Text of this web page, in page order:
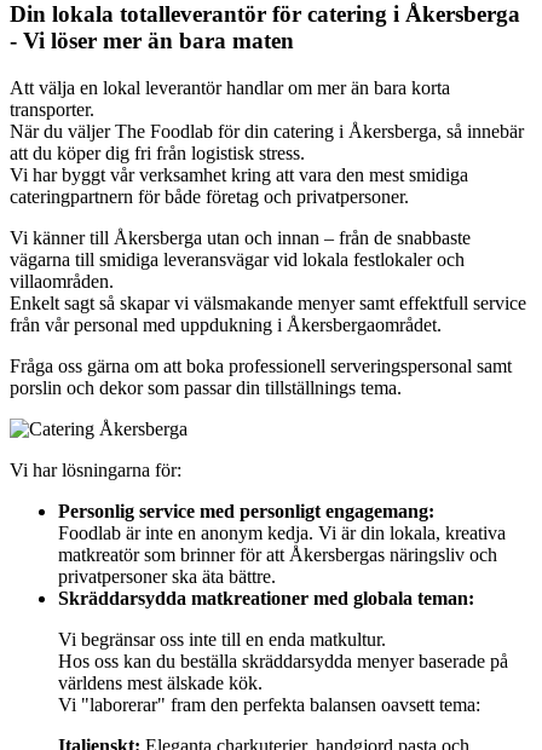
Din lokala totalleverantör för catering i Åkersberga
- Vi löser mer än bara maten
Att välja en lokal leverantör handlar om mer än bara korta
transporter.
När du väljer The Foodlab för din catering i Åkersberga, så innebär
att du köper dig fri från logistisk stress.
Vi har byggt vår verksamhet kring att vara den mest smidiga
cateringpartnern för både företag och privatpersoner.
Vi känner till Åkersberga utan och innan – från de snabbaste
vägarna till smidiga leveransvägar vid lokala festlokaler och
villaområden.
Enkelt sagt så skapar vi välsmakande menyer samt effektfull service
från vår personal med uppdukning i Åkersbergaområdet.
Fråga oss gärna om att boka professionell serveringspersonal samt
porslin och dekor som passar din tillställnings tema.
Vi har lösningarna för:
Personlig service med personligt engagemang:
Foodlab är inte en anonym kedja. Vi är din lokala, kreativa
matkreatör som brinner för att Åkersbergas näringsliv och
privatpersoner ska äta bättre.
Skräddarsydda matkreationer med globala teman:
Vi begränsar oss inte till en enda matkultur.
Hos oss kan du beställa skräddarsydda menyer baserade på
världens mest älskade kök.
Vi "laborerar" fram den perfekta balansen oavsett tema:
Italienskt: Eleganta charkuterier, handgjord pasta och